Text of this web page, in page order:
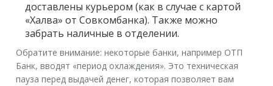
доставлены курьером (как в случае с картой
«Халва» от Совкомбанка). Также можно
забрать наличные в отделении.
Обратите внимание: некоторые банки, например ОТП
Банк, вводят «период охлаждения». Это техническая
пауза перед выдачей денег, которая позволяет вам